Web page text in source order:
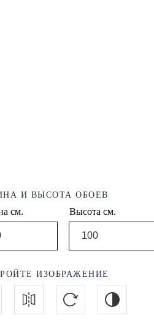
И ВЫСОТА ОБОЕВ
см. Высота см.
ИЗОБРАЖЕНИЕ